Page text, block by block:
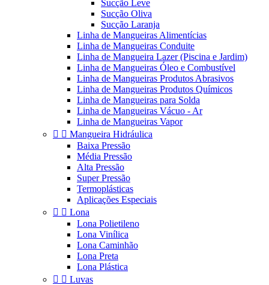
Sucção Leve
Sucção Oliva
Sucção Laranja
Linha de Mangueiras Alimentícias
Linha de Mangueiras Conduite
Linha de Mangueira Lazer (Piscina e Jardim)
Linha de Mangueiras Óleo e Combustível
Linha de Mangueiras Produtos Abrasivos
Linha de Mangueiras Produtos Químicos
Linha de Mangueiras para Solda
Linha de Mangueiras Vácuo - Ar
Linha de Mangueiras Vapor
  Mangueira Hidráulica
Baixa Pressão
Média Pressão
Alta Pressão
Super Pressão
Termoplásticas
Aplicações Especiais
  Lona
Lona Polietileno
Lona Vinílica
Lona Caminhão
Lona Preta
Lona Plástica
  Luvas